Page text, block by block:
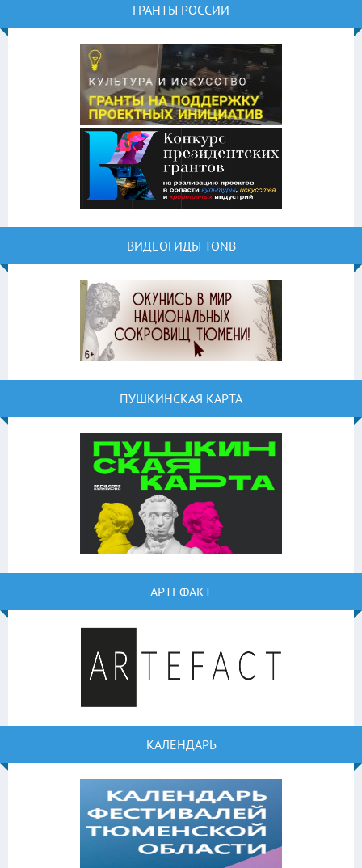
ГРАНТЫ РОССИИ
ВИДЕОГИДЫ TONB
ПУШКИНСКАЯ КАРТА
АРТЕФАКТ
КАЛЕНДАРЬ